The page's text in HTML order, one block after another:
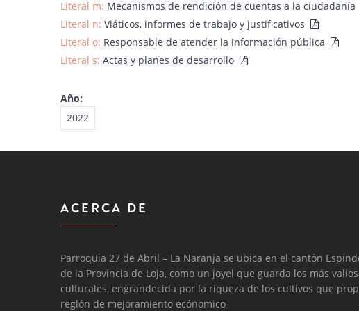
Literal m: Mecanismos de rendición de cuentas a la ciudadanía
Literal n: Viáticos, informes de trabajo y justificativos
Literal o: Responsable de atender la información pública
Literal s: Actas y planes de desarrollo
Año:
2022
ACERCA DE
Parroquia 27 de Abril – La Naranja se ubica en el cantón
de la Provincia de Loja, como un joyel que guarda los más
culturales, engrandecida por la riqueza de los cultivos que
reglón de mejoramiento ecónomico